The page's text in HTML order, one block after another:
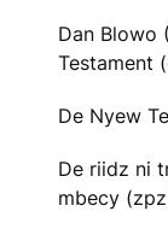
Dan Blowo
Testament
De Nyew
De riidz ni
mbecy